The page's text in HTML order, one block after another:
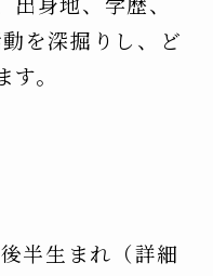
を深掘りし、ど
。
半生まれ（詳細